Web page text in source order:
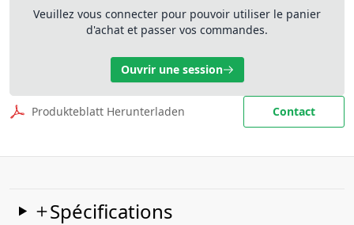
Veuillez vous connecter pour pouvoir utiliser le panier
d'achat et passer vos commandes.
Ouvrir une session
Produkteblatt Herunterladen Contact
Spécifications